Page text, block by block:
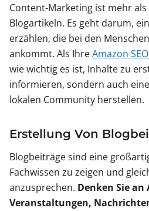
Content-Marketing ist mehr
Blogartikeln. Es geht darum,
erzählen, die bei den
ankommt. Als IhreAmazon
wie wichtig es ist, Inhalte zu
informieren, sondern auch
lokalen Community herstellen.
Erstellung Von
Blogbeiträge sind eine
Fachwissen zu zeigen und
anzusprechen. Denken Sie
Veranstaltungen,